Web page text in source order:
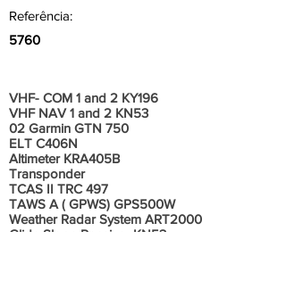
Referência:
5760
VHF- COM 1 and 2 KY196
VHF NAV 1 and 2 KN53
02 Garmin GTN 750
ELT C406N
Altimeter KRA405B
Transponder
TCAS II TRC 497
TAWS A ( GPWS) GPS500W
Weather Radar System ART2000
Glide Slope Receiver KN53